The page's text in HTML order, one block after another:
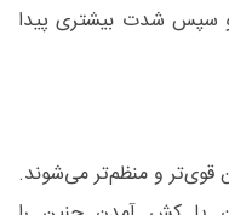
سپس شدت بیشتری پیدا
قوی‌تر و منظم‌تر می‌شوند.